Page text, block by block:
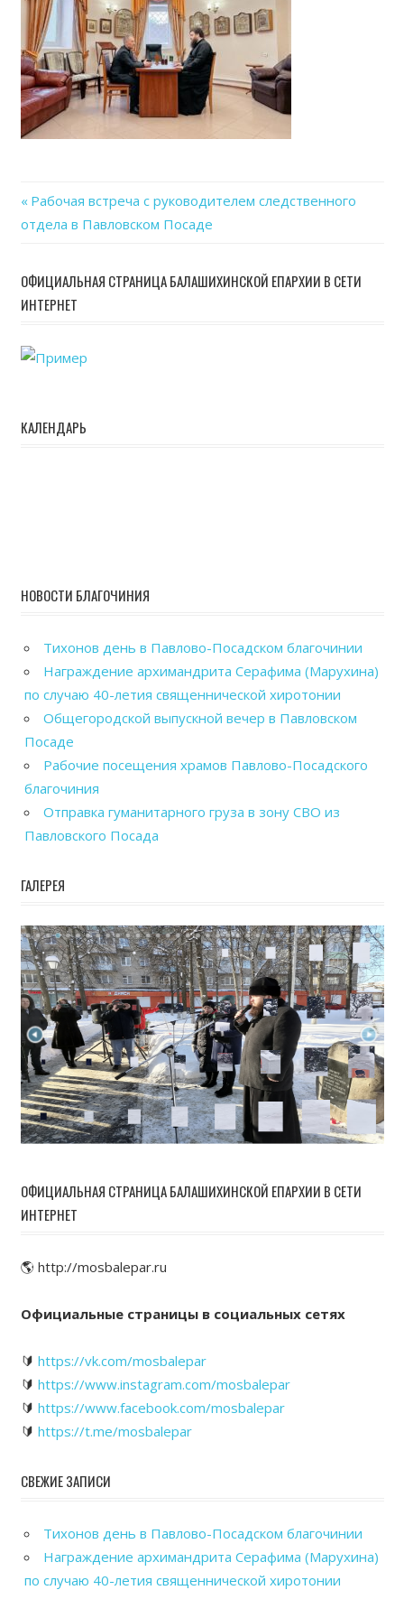
Навигация
записям
Previous
Post:
Рабочая встреча с руководителем следственного
отдела в Павловском Посаде
ОФИЦИАЛЬНАЯ СТРАНИЦА БАЛАШИХИНСКОЙ ЕПАРХИИ В СЕТИ
ИНТЕРНЕТ
КАЛЕНДАРЬ
НОВОСТИ БЛАГОЧИНИЯ
Тихонов день в Павлово-Посадском благочинии
Награждение архимандрита Серафима (Марухина)
по случаю 40-летия священнической хиротонии
Общегородской выпускной вечер в Павловском
Посаде
Рабочие посещения храмов Павлово-Посадского
благочиния
Отправка гуманитарного груза в зону СВО из
Павловского Посада
ГАЛЕРЕЯ
ОФИЦИАЛЬНАЯ СТРАНИЦА БАЛАШИХИНСКОЙ ЕПАРХИИ В СЕТИ
ИНТЕРНЕТ
🌎 http://mosbalepar.ru
Официальные страницы в социальных сетях
🔰 https://vk.com/mosbalepar
🔰 https://www.instagram.com/mosbalepar
🔰 https://www.facebook.com/mosbalepar
🔰 https://t.me/mosbalepar
СВЕЖИЕ ЗАПИСИ
Тихонов день в Павлово-Посадском благочинии
Награждение архимандрита Серафима (Марухина)
по случаю 40-летия священнической хиротонии